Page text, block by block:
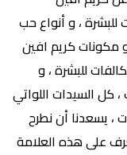
، و أنواع حب
و مكونات كريم افين
للبشرة ، و
كل السيدات اللواتي
يسعدنا أن نطرح
على هذه العلامة